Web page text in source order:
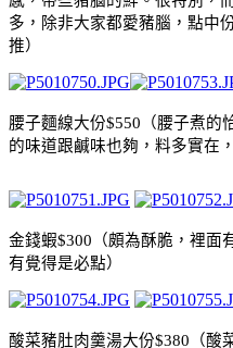
多，除非大家都愛豬腦，點中
推）
腰子麵線大份$550 （腰子煮的
的味道跟鹹味也夠，料多實在
金錢蝦$300 （頗為酥脆，裡面
有覺得是必點）
酸菜豬肚肉羹湯大份$380 （酸